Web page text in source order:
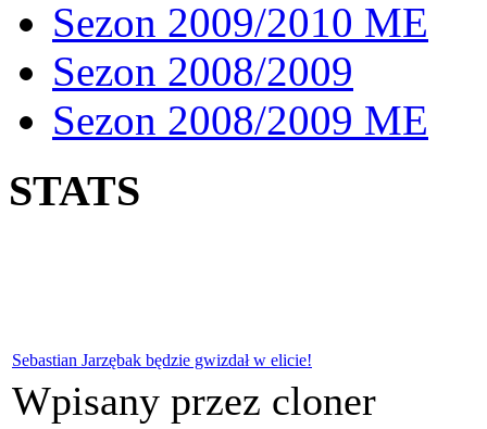
Sezon 2009/2010 ME
Sezon 2008/2009
Sezon 2008/2009 ME
STATS
Sebastian Jarzębak będzie gwizdał w elicie!
Wpisany przez cloner